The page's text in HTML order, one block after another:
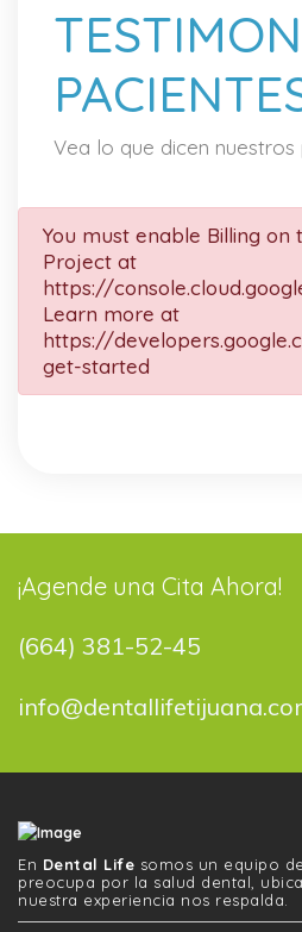
Vea lo que dicen nuestros
You must enable Billing on
Project at
https://
Learn more at
https://
get-started
¡Agende una Cita Ahora!
(664) 381-52-45
En Dental Life somos un equipo de
preocupa por la salud dental,
nuestra experiencia nos respalda.